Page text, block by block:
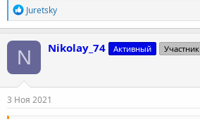
Р
е
а
к
ц
и
и
:
Juretsky
N Nikolay_74 Активный Участник
3 Ноя 2021